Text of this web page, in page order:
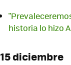
historia lo hizo
15 diciembre